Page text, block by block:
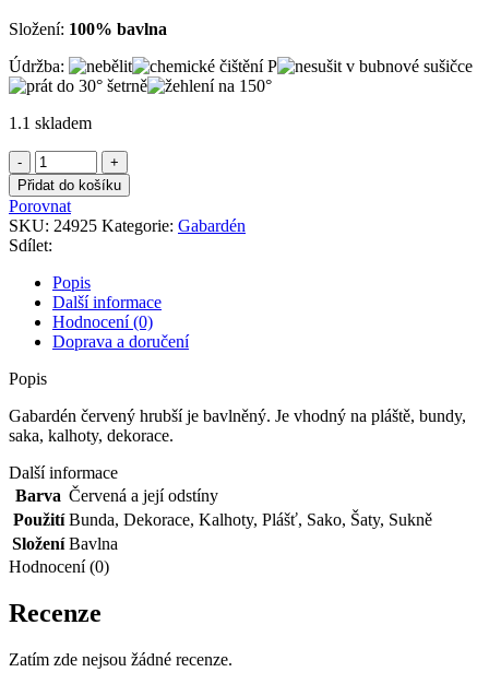
Složení: 100% bavlna
Údržba:
1.1 skladem
Gabardén
červený
hrubší
množství
Přidat do košíku
Porovnat
SKU: 24925 Kategorie: Gabardén
Sdílet:
Popis
Další informace
Hodnocení (0)
Doprava a doručení
Popis
Gabardén červený hrubší je bavlněný. Je vhodný na pláště, bundy,
saka, kalhoty, dekorace.
Další informace
Barva Červená a její odstíny
Použití Bunda, Dekorace, Kalhoty, Plášť, Sako, Šaty, Sukně
Složení Bavlna
Hodnocení (0)
Recenze
Zatím zde nejsou žádné recenze.